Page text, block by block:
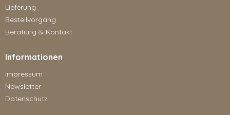
Lieferung
Bestellvorgang
Beratung & Kontakt
Informationen
Impressum
Newsletter
Datenschutz